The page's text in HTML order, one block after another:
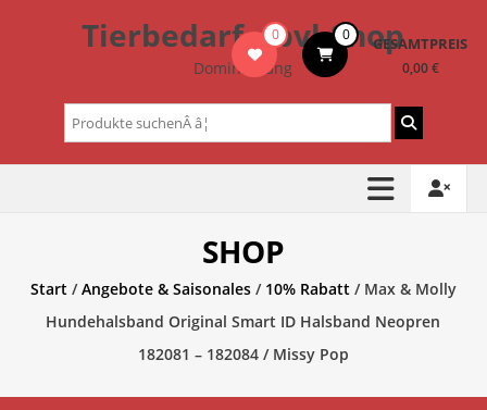
Tierbedarf – bvl-Shop
Dominik Lang
0 0 GESAMTPREIS
0,00 €
Suchen
nach:
SHOP
Start/Angebote & Saisonales/ 10% Rabatt/ Max & Molly
Hundehalsband Original Smart ID Halsband Neopren
182081 – 182084 / Missy Pop